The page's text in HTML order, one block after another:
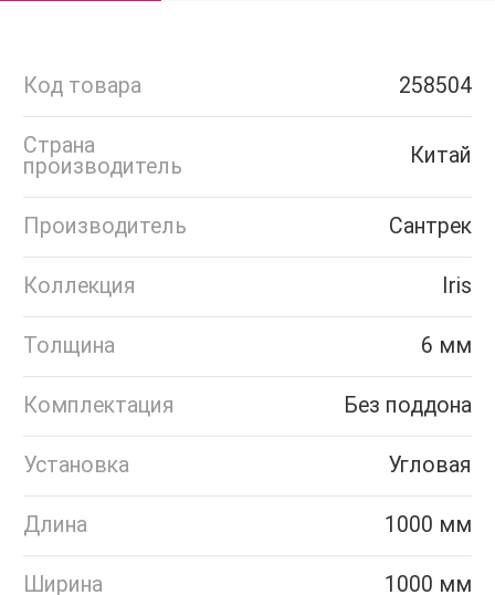
Код товара 258504
Страна
производитель
Китай
Производитель Сантрек
Коллекция Iris
Толщина 6 мм
Комплектация Без поддона
Установка Угловая
Длина 1000 мм
Ширина 1000 мм